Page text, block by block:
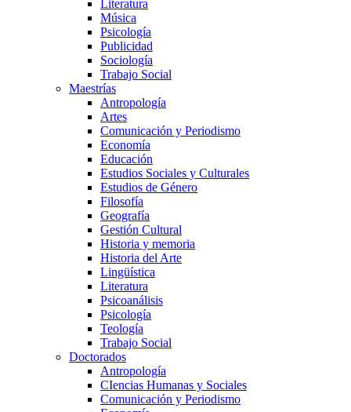
Literatura
Música
Psicología
Publicidad
Sociología
Trabajo Social
Maestrías
Antropología
Artes
Comunicación y Periodismo
Economía
Educación
Estudios Sociales y Culturales
Estudios de Género
Filosofía
Geografía
Gestión Cultural
Historia y memoria
Historia del Arte
Lingüística
Literatura
Psicoanálisis
Psicología
Teología
Trabajo Social
Doctorados
Antropología
CIencias Humanas y Sociales
Comunicación y Periodismo